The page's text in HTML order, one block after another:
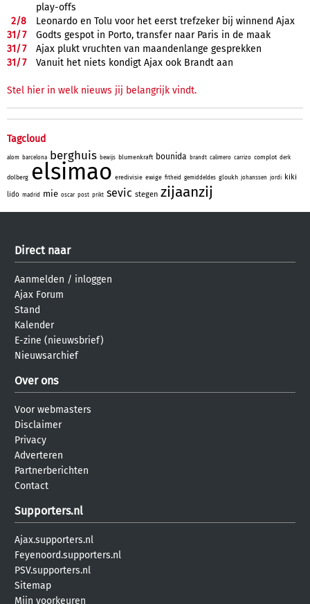
play-offs
2/8
Leonardo en Tolu voor het eerst trefzeker bij winnend Ajax
31/7
Godts gespot in Porto, transfer naar Paris in de maak
31/7
Ajax plukt vruchten van maandenlange gesprekken
31/7 Vanuit het niets kondigt Ajax ook Brandt aan
Stel hier in welk nieuws jij belangrijk vindt.
Tagcloud
alom barcelona berghuis bewijs blumenkraft bounida brandt calimero carrizo complot derk
dolberg elsimao eredivisie ewige fitheid gemiddeldes gloukh johanssen jordi kiki
lido madrid mie oscar post prikt sevic stegen zijaanzij
Direct naar
Aanmelden / inloggen
Ajax Forum
Stand
Kalender
E-zine (nieuwsbrief)
Nieuwsarchief
Over ons
Voor webmasters
Disclaimer
Privacy
Adverteren
Partnerberichten
Contact
Supporters.nl
Ajax.supporters.nl
Feyenoord.supporters.nl
PSV.supporters.nl
Sitemap
Mijn voorkeuren